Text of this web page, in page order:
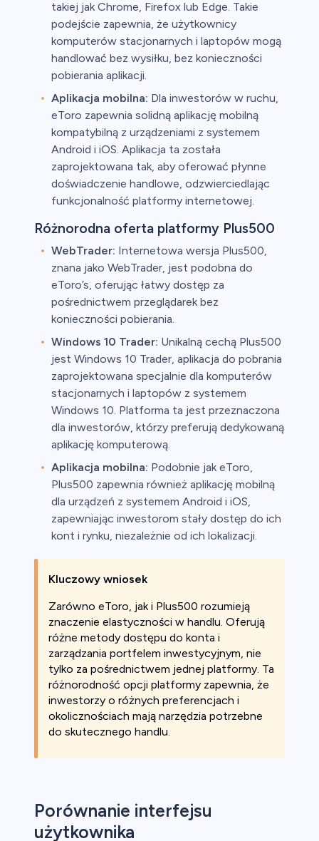
takiej jak Chrome, Firefox lub Edge. Takie
podejście zapewnia, że użytkownicy
komputerów stacjonarnych i laptopów mogą
handlować bez wysiłku, bez konieczności
pobierania aplikacji.
Aplikacja mobilna: Dla inwestorów w ruchu,
eToro zapewnia solidną aplikację mobilną
kompatybilną z urządzeniami z systemem
Android i iOS. Aplikacja ta została
zaprojektowana tak, aby oferować płynne
doświadczenie handlowe, odzwierciedlając
funkcjonalność platformy internetowej.
Różnorodna oferta platformy Plus500
WebTrader: Internetowa wersja Plus500,
znana jako WebTrader, jest podobna do
eToro’s, oferując łatwy dostęp za
pośrednictwem przeglądarek bez
konieczności pobierania.
Windows 10 Trader: Unikalną cechą Plus500
jest Windows 10 Trader, aplikacja do pobrania
zaprojektowana specjalnie dla komputerów
stacjonarnych i laptopów z systemem
Windows 10. Platforma ta jest przeznaczona
dla inwestorów, którzy preferują dedykowaną
aplikację komputerową.
Aplikacja mobilna: Podobnie jak eToro,
Plus500 zapewnia również aplikację mobilną
dla urządzeń z systemem Android i iOS,
zapewniając inwestorom stały dostęp do ich
kont i rynku, niezależnie od ich lokalizacji.
Kluczowy wniosek
Zarówno eToro, jak i Plus500 rozumieją
znaczenie elastyczności w handlu. Oferują
różne metody dostępu do konta i
zarządzania portfelem inwestycyjnym, nie
tylko za pośrednictwem jednej platformy. Ta
różnorodność opcji platformy zapewnia, że
inwestorzy o różnych preferencjach i
okolicznościach mają narzędzia potrzebne
do skutecznego handlu.
Porównanie interfejsu
użytkownika